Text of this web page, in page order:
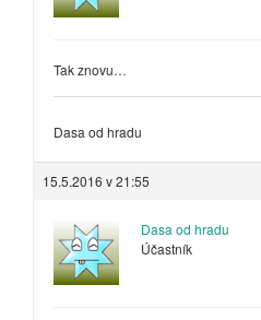
Tak znovu…
Dasa od hradu
15.5.2016 v 21:55
Dasa od hradu
Účastník